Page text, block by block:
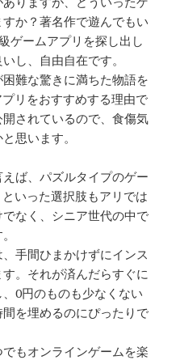
か？著名作で遊んでもい
ゲームアプリを探し出し
し、自由自在です。
難な驚きに満ちた物語を
リをおすすめする理由で
されているので、食傷気
思います。
ば、パズルタイプのゲー
いった選択肢もアリでは
なく、シニア世代の中で
手間ひまかけずにインス
。それが済んだらすぐに
0円のものも少なくない
を埋めるのにぴったりで
もオンラインゲームを楽